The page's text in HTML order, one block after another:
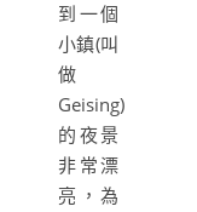
到一個
小鎮(叫
做
Geising)
的夜景
非常漂
亮，為